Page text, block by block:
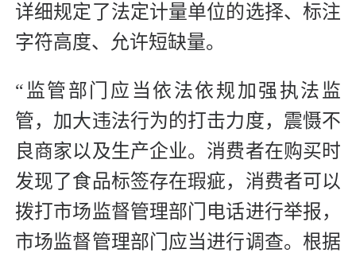
详细规定了法定计量单位的选择、标注
字符高度、允许短缺量。
“监管部门应当依法依规加强执法监
管，加大违法行为的打击力度，震慑不
良商家以及生产企业。消费者在购买时
发现了食品标签存在瑕疵，消费者可以
拨打市场监督管理部门电话进行举报，
市场监督管理部门应当进行调查。根据